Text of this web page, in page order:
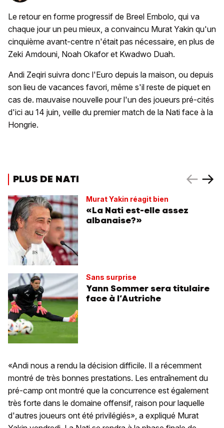
Le retour en forme progressif de Breel Embolo, qui va
chaque jour un peu mieux, a convaincu Murat Yakin qu'un
cinquième avant-centre n'était pas nécessaire, en plus de
Zeki Amdouni, Noah Okafor et Kwadwo Duah.
Andi Zeqiri suivra donc l'Euro depuis la maison, ou depuis
son lieu de vacances favori, même s'il reste de piquet en
cas de. mauvaise nouvelle pour l'un des joueurs pré-cités
d'ici au 14 juin, veille du premier match de la Nati face à la
Hongrie.
PLUS DE NATI
Murat Yakin réagit bien
«La Nati est-elle assez
albanaise?»
Sans surprise
Yann Sommer sera titulaire
face à l’Autriche
«Andi nous a rendu la décision difficile. Il a récemment
montré de très bonnes prestations. Les entraînement du
pré-camp ont montré que la concurrence est également
très forte dans le domaine offensif, raison pour laquelle
d'autres joueurs ont été privilégiés», a expliqué Murat